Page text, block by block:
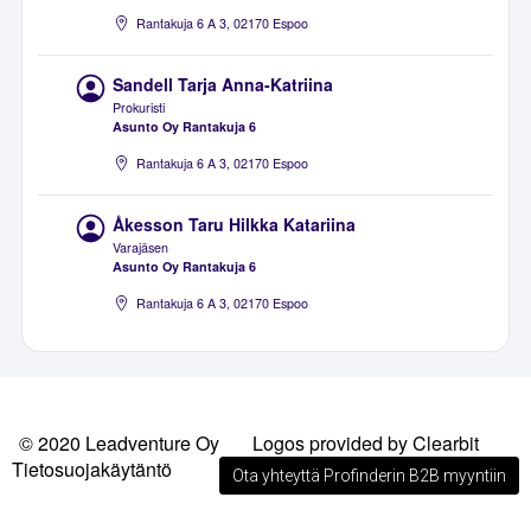
Rantakuja 6 A 3, 02170 Espoo
Sandell Tarja Anna-Katriina
Prokuristi
Asunto Oy Rantakuja 6
Rantakuja 6 A 3, 02170 Espoo
Åkesson Taru Hilkka Katariina
Varajäsen
Asunto Oy Rantakuja 6
Rantakuja 6 A 3, 02170 Espoo
© 2020 Leadventure Oy
Logos provided by Clearbit
Tietosuojakäytäntö
Ota yhteyttä Profinderin B2B myyntiin